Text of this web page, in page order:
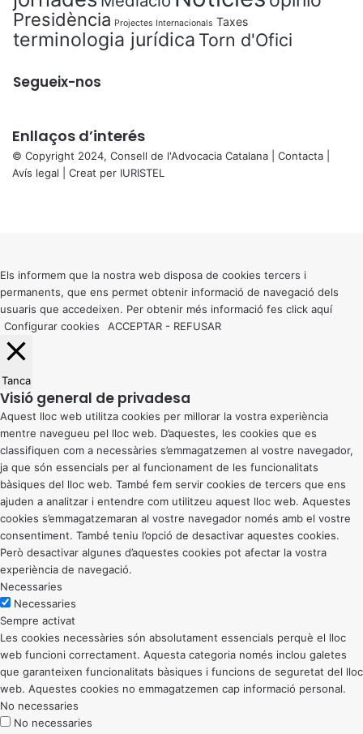
Presidència Projectes Internacionals Taxes
terminologia jurídica Torn d'Ofici
Segueix-nos
Enllaços d’interés
© Copyright 2024, Consell de l'Advocacia Catalana | Contacta
Avís legal | Creat per IURISTEL
button
Els informem que la nostra web disposa de cookies tercers i
permanents, que ens permet obtenir informació de navegació dels
usuaris que accedeixen. Per obtenir més informació fes click aquí
Configurar cookies
ACCEPTAR - REFUSAR
Tanca
Visió general de privadesa
Aquest lloc web utilitza cookies per millorar la vostra experiència
mentre navegueu pel lloc web. D’aquestes, les cookies que es
classifiquen com a necessàries s’emmagatzemen al vostre navegador,
ja que són essencials per al funcionament de les funcionalitats
bàsiques del lloc web. També fem servir cookies de tercers que ens
ajuden a analitzar i entendre com utilitzeu aquest lloc web. Aquestes
cookies s’emmagatzemaran al vostre navegador només amb el vostre
consentiment. També teniu l’opció de desactivar aquestes cookies.
Però desactivar algunes d’aquestes cookies pot afectar la vostra
experiència de navegació.
Necessaries
Necessaries
Sempre activat
Les cookies necessàries són absolutament essencials perquè el lloc
web funcioni correctament. Aquesta categoria només inclou galetes
que garanteixen funcionalitats bàsiques i funcions de seguretat del lloc
web. Aquestes cookies no emmagatzemen cap informació personal.
No necessaries
No necessaries